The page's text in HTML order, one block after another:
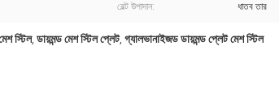
বেল্ট উপাদান: ধাতব তার
স্টিল, ডায়মন্ড মেশ স্টিল প্লেট, গ্যালভানাইজড ডায়মন্ড প্লেট মেশ স্টিল